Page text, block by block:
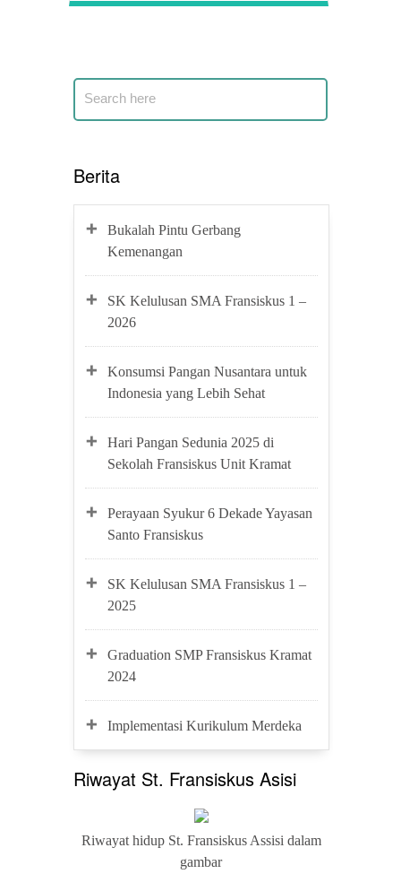
Berita
Bukalah Pintu Gerbang
Kemenangan
SK Kelulusan SMA Fransiskus 1 –
2026
Konsumsi Pangan Nusantara untuk
Indonesia yang Lebih Sehat
Hari Pangan Sedunia 2025 di
Sekolah Fransiskus Unit Kramat
Perayaan Syukur 6 Dekade Yayasan
Santo Fransiskus
SK Kelulusan SMA Fransiskus 1 –
2025
Graduation SMP Fransiskus Kramat
2024
Implementasi Kurikulum Merdeka
Riwayat St. Fransiskus Asisi
Riwayat hidup St. Fransiskus Assisi dalam
gambar